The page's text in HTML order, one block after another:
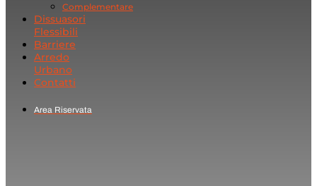
Complementare
Dissuasori
Flessibili
Barriere
Arredo
Urbano
Contatti
Area Riservata